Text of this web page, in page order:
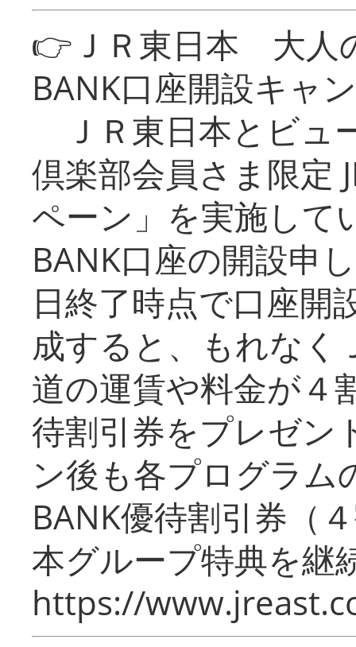
👉ＪＲ東日本 大人
BANK口座開設キャ
ＪＲ東日本とビュ
倶楽部会員さま限定
ペーン」を実施して
BANK口座の開設申
日終了時点で口座開
成すると、もれなく
道の運賃や料金が４
待割引券をプレゼン
ン後も各プログラム
BANK優待割引券（
本グループ特典を継
https://